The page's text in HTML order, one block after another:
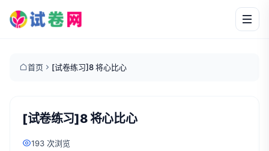
首页 [试卷练习]8 将心比心
[试卷练习]8 将心比心
193 次浏览